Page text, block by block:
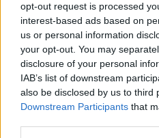
opt-out request is processed
interest-based ads based on
us or personal information
your opt-out. You may
disclosure of your personal
IAB’s list of downstream
also be disclosed by us to third
Downstream Participants that
Análisis: los defensas
24/25
¿Qué
más